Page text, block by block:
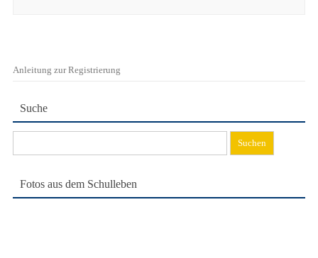
Anleitung zur Registrierung
Suche
nach:
Fotos aus dem Schulleben